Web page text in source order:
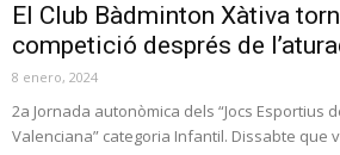
El Club Bàdminton Xàtiva
competició després de
8 enero, 2024
2a Jornada autonòmica dels “Jocs Esportius
Valenciana” categoria Infantil. Dissabte que